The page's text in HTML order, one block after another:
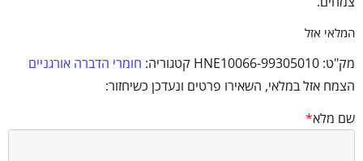
המלאי אזל
מק"ט: HNE10066-99305010 קטגוריה: חומרי הדברה אורגניים
הצמח אזל במלאי, השאירו פרטים ונעדכן כשיחזור:
שם מלא*